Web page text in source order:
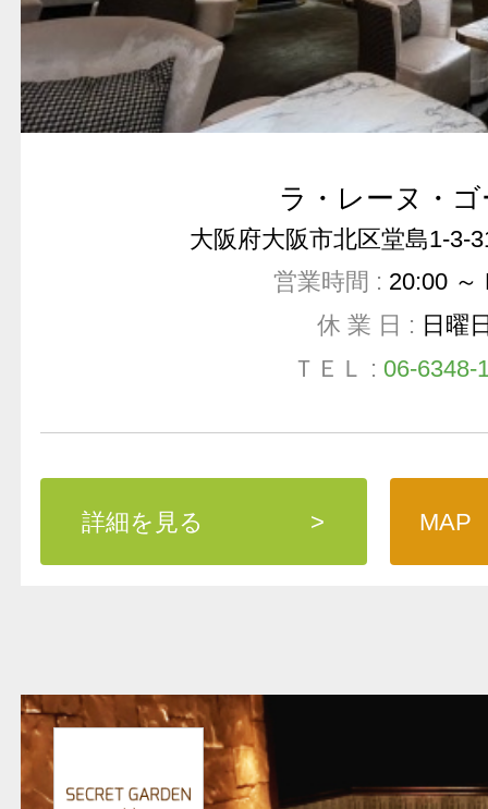
ラ・レーヌ・ゴ
大阪府大阪市北区堂島1-3-
営業時間 : 20:00 ～
休 業 日 : 日曜
ＴＥＬ : 06-6348-
詳細を見る > MAP